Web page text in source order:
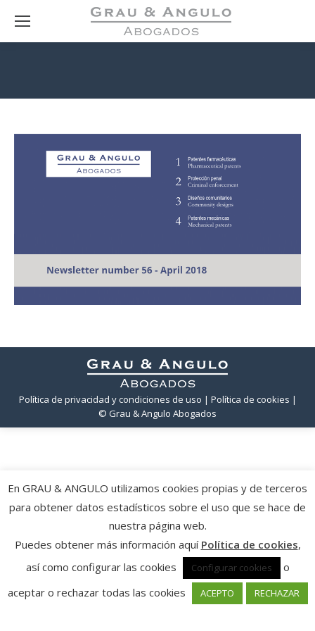
Política de privacidad y condiciones de uso | Política de cookies |
© Grau & Angulo Abogados
En GRAU & ANGULO utilizamos cookies propias y de terceros
para obtener datos estadísticos sobre el uso que se hace de
nuestra página web.
Puedes obtener más información aquí Política de cookies,
así como configurar las cookies
Configurar cookies
o
aceptar o rechazar todas las cookies
ACEPTO RECHAZAR